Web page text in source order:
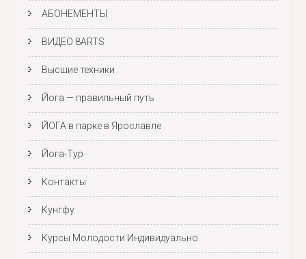
АБОНЕМЕНТЫ
ВИДЕО 8ARTS
Высшие техники
Йога — правильный путь
ЙОГА в парке в Ярославле
Йога-Тур
Контакты
Кунгфу
Курсы Молодости Индивидуально